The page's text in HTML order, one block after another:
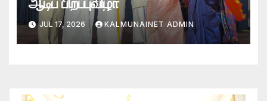
JUL 17, 2026 KALMUNAINET ADMIN